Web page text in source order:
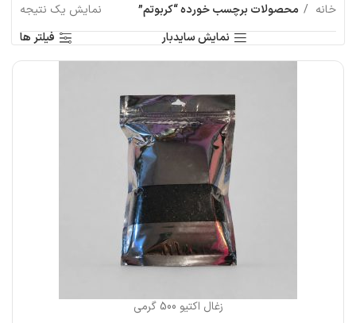
خانه محصولات برچسب خورده “کربوتم”
نمایش یک نتیجه
نمایش سایدبار
فیلتر ها
زغال اکتیو 500 گرمی